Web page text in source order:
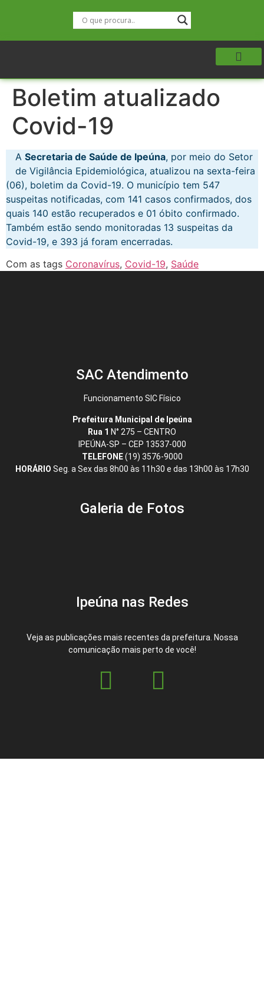
Boletim atualizado
Covid-19
A Secretaria de Saúde de Ipeúna, por meio do Setor
de Vigilância Epidemiológica, atualizou na sexta-feira
(06), boletim da Covid-19. O município tem 547
suspeitas notificadas, com 141 casos confirmados, dos
quais 140 estão recuperados e 01 óbito confirmado.
Também estão sendo monitoradas 13 suspeitas da
Covid-19, e 393 já foram encerradas.
Com as tags Coronavírus, Covid-19, Saúde
SAC Atendimento
Funcionamento SIC Físico
Prefeitura Municipal de Ipeúna
Rua 1 N° 275 – CENTRO
IPEÚNA-SP – CEP 13537-000
TELEFONE(19) 3576-9000
HORÁRIO Seg. a Sex das 8h00 às 11h30 e das 13h00 às 17h30
Galeria de Fotos
Ipeúna nas Redes
Veja as publicações mais recentes da prefeitura. Nossa
comunicação mais perto de você!